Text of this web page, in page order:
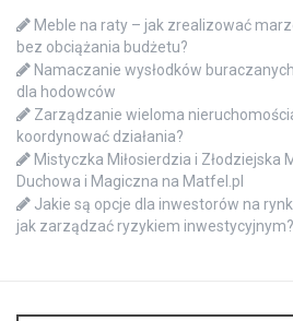
Meble na raty – jak zrealizować
bez obciążania budżetu?
Namaczanie wysłodków
dla hodowców
Zarządzanie wieloma
koordynować działania?
Mistyczka Miłosierdzia i Złodziejska
Duchowa i Magiczna na Matfel.pl
Jakie są opcje dla inwestorów na
jak zarządzać ryzykiem inwestycyjnym?